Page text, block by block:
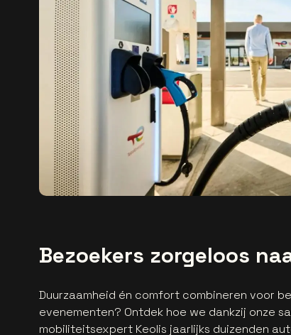
Bezoekers zorgeloos
Duurzaamheid én comfort combineren voor
evenementen? Ontdek hoe we dankzij onze
mobiliteitsexpert Keolis jaarlijks duizenden